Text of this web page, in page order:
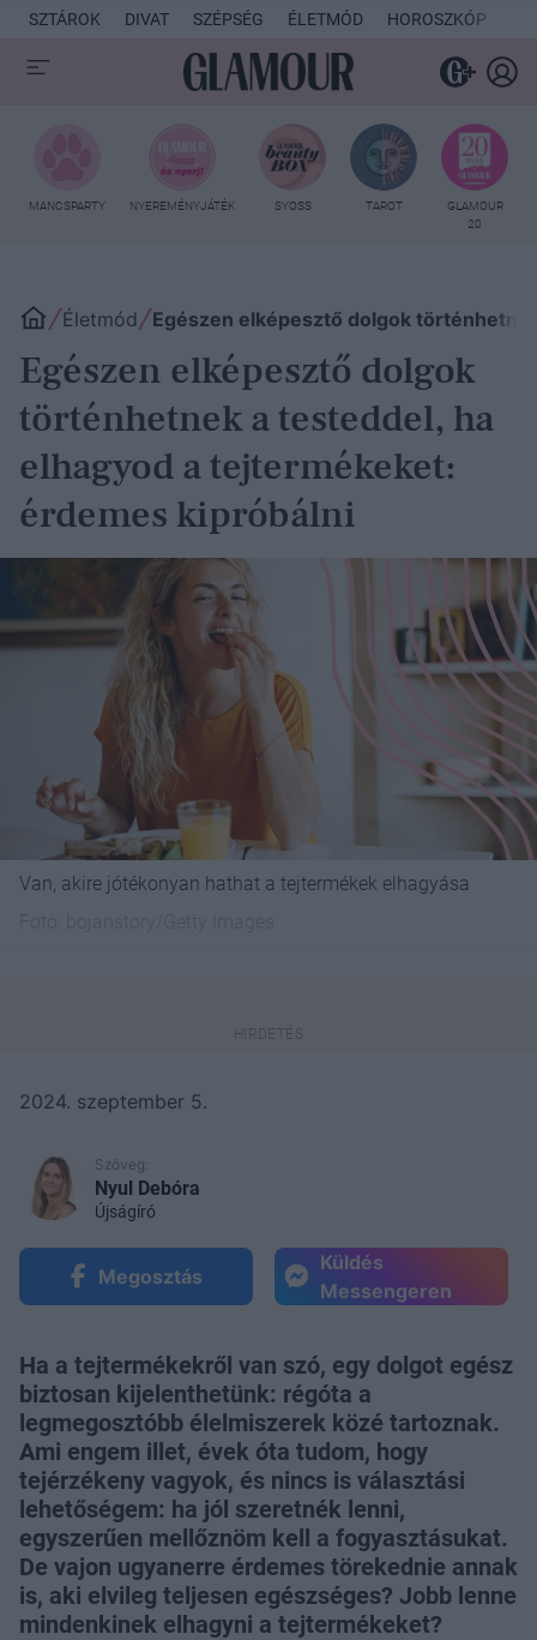
SZTÁROK DIVAT SZÉPSÉG ÉLETMÓD HOROSZKÓP
MANCSPARTY NYEREMÉNYJÁTÉK SYOSS TAROT
GLAMOUR
20
Életmód Egészen elképesztő dolgok
Egészen elképesztő dolgok
történhetnek a testeddel, ha
elhagyod a tejtermékeket:
érdemes kipróbálni
Van, akire jótékonyan hathat a tejtermékek elhagyása
2024. szeptember 5.
Szöveg:
Nyul Debóra
Újságíró
Megosztás
Küldés
Messengeren
Ha a tejtermékekről van szó, egy dolgot egész
biztosan kijelenthetünk: régóta a
legmegosztóbb élelmiszerek közé tartoznak.
Ami engem illet, évek óta tudom, hogy
tejérzékeny vagyok, és nincs is választási
lehetőségem: ha jól szeretnék lenni,
egyszerűen mellőznöm kell a fogyasztásukat.
De vajon ugyanerre érdemes törekednie annak
is, aki elvileg teljesen egészséges? Jobb lenne
mindenkinek elhagyni a tejtermékeket?